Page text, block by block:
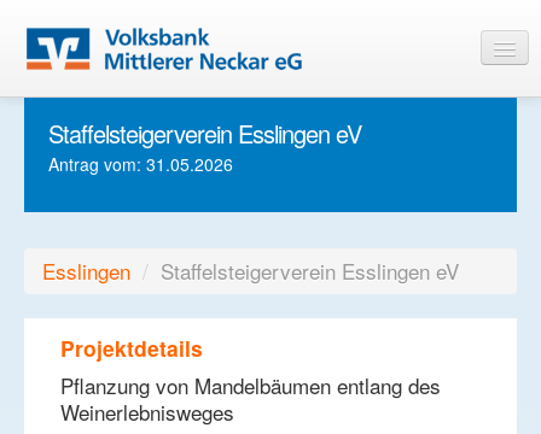
Startseite
Informationen
Staffelsteigerverein Esslingen eV
Antrag vom: 31.05.2026
Esslingen / Staffelsteigerverein Esslingen eV
Projektdetails
Pflanzung von Mandelbäumen entlang des
Weinerlebnisweges